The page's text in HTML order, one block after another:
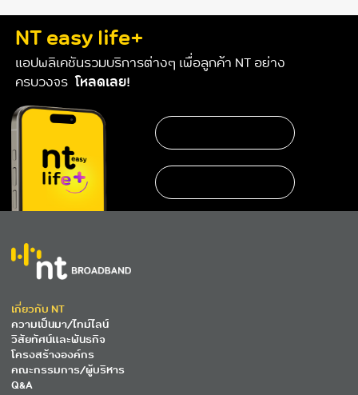
NT easy life+
แอปพลิเคชันรวมบริการต่างๆ เพื่อลูกค้า NT อย่าง
ครบวงจร โหลดเลย!
เกี่ยวกับ NT
ความเป็นมา/ไทม์ไลน์
วิสัยทัศน์และพันธกิจ
โครงสร้างองค์กร
คณะกรรมการ/ผู้บริหาร
Q&A